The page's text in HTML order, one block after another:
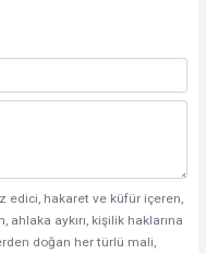
edici, hakaret ve küfür içeren,
ahlaka aykırı, kişilik haklarına
doğan her türlü mali,